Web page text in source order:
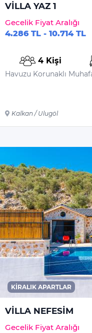
Çamaşır
Yiyecek Ve
VİLLA YAZ 1
Gecelik Fiyat Aralığı
4.286 TL - 10.714 TL
4 Kişi
Havuzu Korunaklı
Kalkan / Ulugöl
KIRALIK APARTLAR
VİLLA NEFESİM
Gecelik Fiyat Aralığı